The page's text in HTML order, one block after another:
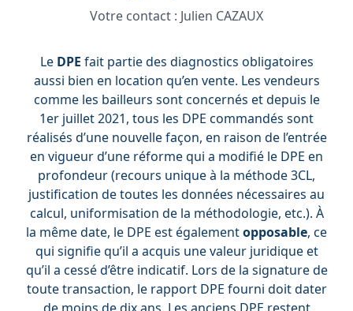
Votre contact : Julien CAZAUX
Le DPE fait partie des diagnostics obligatoires
aussi bien en location qu’en vente. Les vendeurs
comme les bailleurs sont concernés et depuis le
1er juillet 2021, tous les DPE commandés sont
réalisés d’une nouvelle façon, en raison de l’entrée
en vigueur d’une réforme qui a modifié le DPE en
profondeur (recours unique à la méthode 3CL,
justification de toutes les données nécessaires au
calcul, uniformisation de la méthodologie, etc.). À
la même date, le DPE est égalementopposable, ce
qui signifie qu’il a acquis une valeur juridique et
qu’il a cessé d’être indicatif. Lors de la signature de
toute transaction, le rapport DPE fourni doit dater